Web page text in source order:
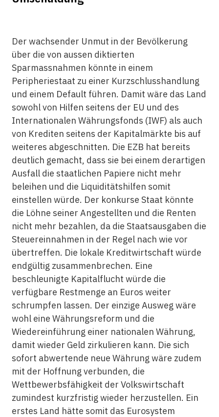
Der wachsender Unmut in der Bevölkerung
über die von aussen diktierten
Sparmassnahmen könnte in einem
Peripheriestaat zu einer Kurzschlusshandlung
und einem Default führen. Damit wäre das Land
sowohl von Hilfen seitens der EU und des
Internationalen Währungsfonds (IWF) als auch
von Krediten seitens der Kapitalmärkte bis auf
weiteres abgeschnitten. Die EZB hat bereits
deutlich gemacht, dass sie bei einem derartigen
Ausfall die staatlichen Papiere nicht mehr
beleihen und die Liquiditätshilfen somit
einstellen würde. Der konkurse Staat könnte
die Löhne seiner Angestellten und die Renten
nicht mehr bezahlen, da die Staatsausgaben die
Steuereinnahmen in der Regel nach wie vor
übertreffen. Die lokale Kreditwirtschaft würde
endgültig zusammenbrechen. Eine
beschleunigte Kapitalflucht würde die
verfügbare Restmenge an Euros weiter
schrumpfen lassen. Der einzige Ausweg wäre
wohl eine Währungsreform und die
Wiedereinführung einer nationalen Währung,
damit wieder Geld zirkulieren kann. Die sich
sofort abwertende neue Währung wäre zudem
mit der Hoffnung verbunden, die
Wettbewerbsfähigkeit der Volkswirtschaft
zumindest kurzfristig wieder herzustellen. Ein
erstes Land hätte somit das Eurosystem